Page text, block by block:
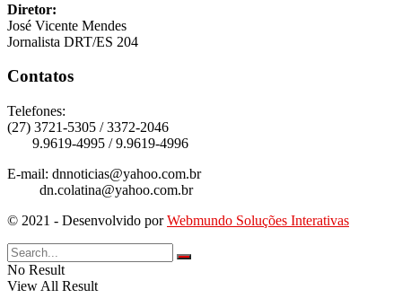
Diretor:
José Vicente Mendes
Jornalista DRT/ES 204
Contatos
Telefones:
(27) 3721-5305 / 3372-2046
9.9619-4995 / 9.9619-4996
E-mail: dnnoticias@yahoo.com.br
dn.colatina@yahoo.com.br
© 2021 - Desenvolvido porWebmundo Soluções Interativas
No Result
View All Result